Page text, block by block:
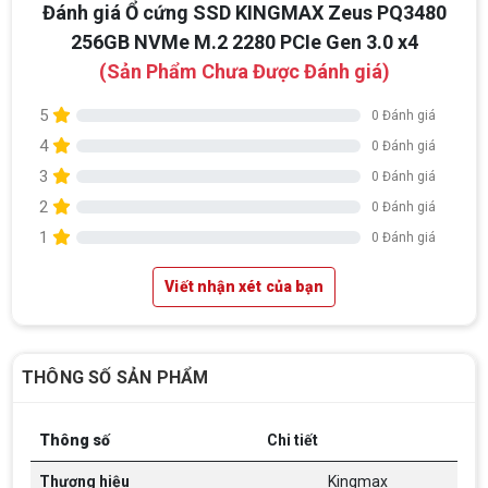
Đánh giá Ổ cứng SSD KINGMAX Zeus PQ3480
256GB NVMe M.2 2280 PCIe Gen 3.0 x4
(Sản Phẩm Chưa Được Đánh giá)
5 0 Đánh giá
4 0 Đánh giá
3 0 Đánh giá
2 0 Đánh giá
1 0 Đánh giá
Viết nhận xét của bạn
THÔNG SỐ SẢN PHẨM
Thông số Chi tiết
Thương hiệu Kingmax
Top 18 tựa game PC huyền thoại gắn liền
năm 2000
Top 18 tựa game PC huyền thoại gắn liền với tuổi
thơ của game thủ Việt vào những năm 2000
Họa AMD Radeon™ RX 6600 XT
Game 1080p Tối Ưu
Nên Hay Không Dùng Tivi Thay Cho Màn